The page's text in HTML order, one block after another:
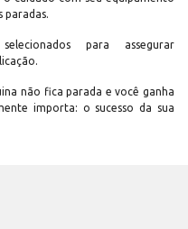
paradas.
para assegurar
não fica parada e você ganha
importa: o sucesso da sua